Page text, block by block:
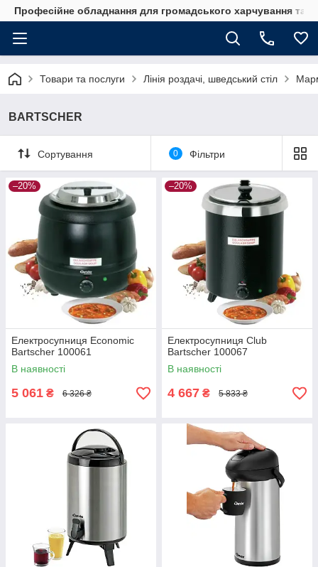
Професійне обладнання для громадського харчування та
Товари та послуги Лінія роздачі, шведський стіл
BARTSCHER
Сортування 0 Фільтри
–20%
Електросупниця Economic
Bartscher 100061
В наявності
5 061 ₴ 6 326 ₴
–20%
Електросупниця Club
Bartscher 100067
В наявності
4 667 ₴ 5 833 ₴